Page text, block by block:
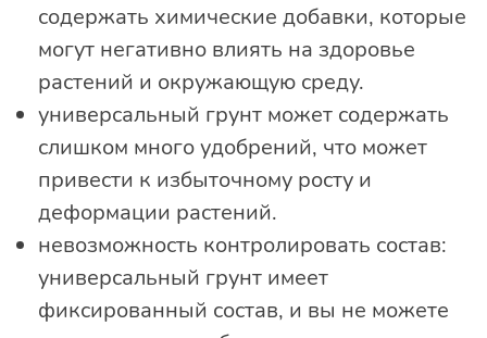
содержать химические добавки, которые
могут негативно влиять на здоровье
растений и окружающую среду.
универсальный грунт может содержать
слишком много удобрений, что может
привести к избыточному росту и
деформации растений.
невозможность контролировать состав:
универсальный грунт имеет
фиксированный состав, и вы не можете